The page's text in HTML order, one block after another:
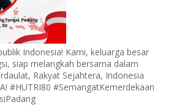
Indonesia! Kami, keluarga besar
siap melangkah bersama dalam
Rakyat Sejahtera, Indonesia
#HUTRI80 #SemangatKemerdekaan